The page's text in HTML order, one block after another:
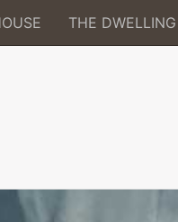
THE DWELLING